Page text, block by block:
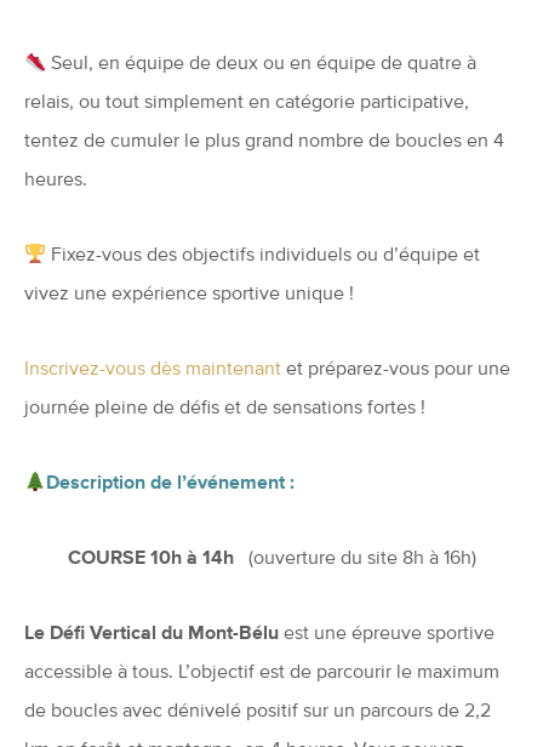
Seul, en équipe de deux ou en équipe de quatre à
relais, ou tout simplement en catégorie participative,
tentez de cumuler le plus grand nombre de boucles en 4
heures.
Fixez-vous des objectifs individuels ou d’équipe et
vivez une expérience sportive unique !
Inscrivez-vous dès maintenant et préparez-vous pour une
journée pleine de défis et de sensations fortes !
Description de l’événement :
COURSE 10h à 14h (ouverture du site 8h à 16h)
Le Défi Vertical du Mont-Bélu est une épreuve sportive
accessible à tous. L’objectif est de parcourir le maximum
de boucles avec dénivelé positif sur un parcours de 2,2